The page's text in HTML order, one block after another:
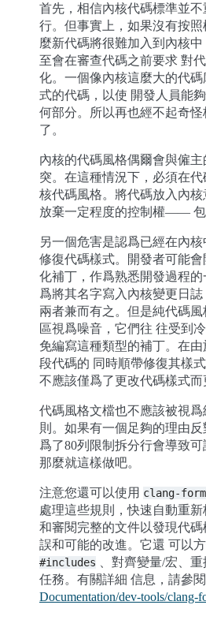
首先，相信內核代碼標準並
行。但事實上，如果沒有按
麼新代碼將很難加入到內核
至會在審查代碼之前要求 對
化。一個像內核這麼大的代
式的代碼，以使 開發人員能
何部分。所以再也經不起奇
了。
內核的代碼風格偶爾會與僱
突。在這種情況下，必須在
核代碼風格。將代碼放入內
放棄一定程度的控制權—— 包
另一個危害是認爲已經在內
修復代碼樣式。開發者可能
化補丁，作爲熟悉開發過程
爲將其名字寫入內核變更日
兩者兼而有之。但是純代碼
區視爲噪音，它們往 往受到
免編寫這種類型的補丁。在
段代碼的 同時順帶修復其樣
不應該僅爲了更改代碼樣式而
代碼風格文檔也不應該被視
則。如果有一個足夠的理由
爲了80列限制拆分行會導致可
那麼就這樣做吧。
注意您還可以使用 clang-
處理這些規則，快速自動重新
和審閱完整的文件以發現代
誤和可能的改進。它還 可以
#includes 、對齊變量/宏、
任務。有關詳細 信息，請參
Documentation/dev-tools/clang-